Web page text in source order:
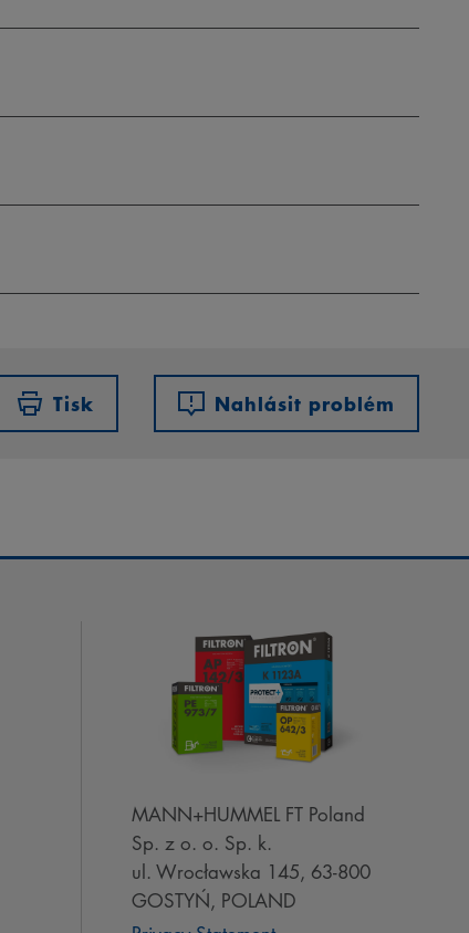
Tisk Nahlásit problém
MANN+HUMMEL FT Poland
Sp. z o. o. Sp. k.
ul. Wrocławska 145, 63-800
GOSTYŃ, POLAND